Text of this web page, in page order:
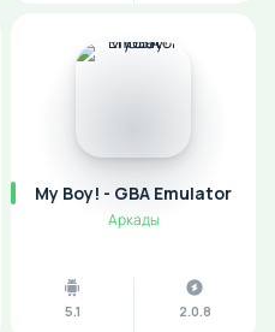
My Boy! - GBA Emulator
Аркады
5.1 2.0.8